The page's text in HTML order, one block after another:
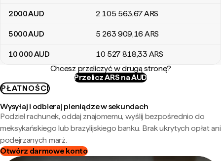
2000AUD 2 105 563,67ARS
5000AUD 5 263 909,16 ARS
10 000AUD 10 527 818,33 ARS
Chcesz przeliczyć w drugą stronę?
Przelicz ARS na AUD
PŁATNOŚCI
Wysyłaj i odbieraj pieniądze w sekundach
Podziel rachunek, oddaj znajomemu, wyślij bezpośrednio do
meksykańskiego lub brazylijskiego banku. Brak ukrytych opłat ani
podejrzanych marż.
Otwórz darmowe konto